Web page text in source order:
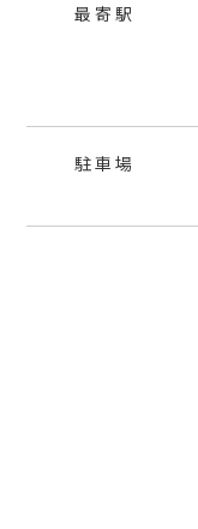
最寄駅
駐車場